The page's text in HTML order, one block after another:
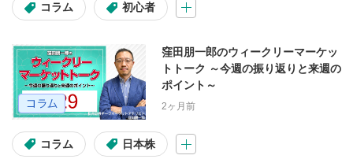
コラム 初心者
窪田朋一郎のウィークリーマーケッ
トトーク ～今週の振り返りと来週の
ポイント～
2ヶ月前
コラム 日本株